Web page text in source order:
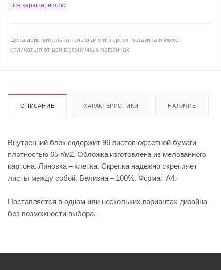
Все характеристики
Цена действительна только для интернет-магазина и может
отличаться от цен в розничных магазинах
ОПИСАНИЕ ХАРАКТЕРИСТИКИ НАЛИЧИЕ
Внутренний блок содержит 96 листов офсетной бумаги
плотностью 65 г/м2. Обложка изготовлена из мелованного
картона. Линовка – клетка. Скрепка надежно скрепляет
листы между собой. Белизна – 100%. Формат А4.
Поставляется в одном или нескольких вариантах дизайна
без возможности выбора.